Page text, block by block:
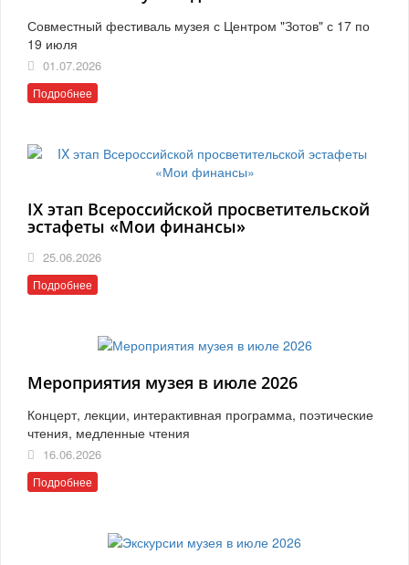
Совместный фестиваль музея с Центром "Зотов" с 17 по
19 июля
01.07.2026
Подробнее
IX этап Всероссийской просветительской
эстафеты «Мои финансы»
25.06.2026
Подробнее
Мероприятия музея в июле 2026
Концерт, лекции, интерактивная программа, поэтические
чтения, медленные чтения
16.06.2026
Подробнее